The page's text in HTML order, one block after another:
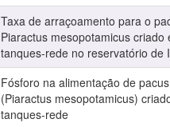
Taxa de arraçoamento para o
Piaractus mesopotamicus criado
tanques-rede no reservatório de
Fósforo na alimentação de pacus
(Piaractus mesopotamicus)
tanques-rede